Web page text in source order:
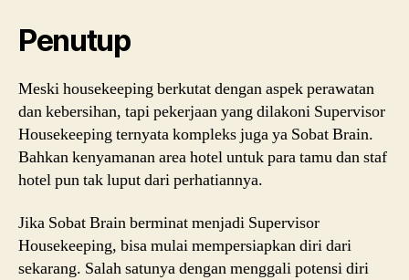
Penutup
Meski housekeeping berkutat dengan aspek perawatan
dan kebersihan, tapi pekerjaan yang dilakoni Supervisor
Housekeeping ternyata kompleks juga ya Sobat Brain.
Bahkan kenyamanan area hotel untuk para tamu dan staf
hotel pun tak luput dari perhatiannya.
Jika Sobat Brain berminat menjadi Supervisor
Housekeeping, bisa mulai mempersiapkan diri dari
sekarang. Salah satunya dengan menggali potensi diri